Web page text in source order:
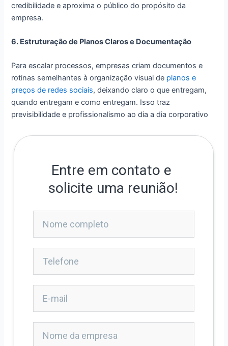
credibilidade e aproxima o público do propósito da
empresa.
6. Estruturação de Planos Claros e Documentação
Para escalar processos, empresas criam documentos e
rotinas semelhantes à organização visual de planos e
preços de redes sociais, deixando claro o que entregam,
quando entregam e como entregam. Isso traz
previsibilidade e profissionalismo ao dia a dia corporativo